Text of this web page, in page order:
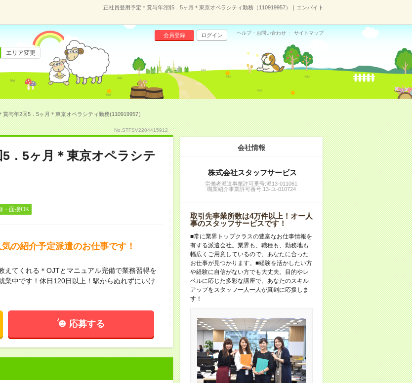
正社員登用予定＊賞与年2回5．5ヶ月＊東京オペラシティ勤務（110919957）｜エンバイト
会員登録 ログイン ヘルプ・お問い合わせ サイトマップ
エリア変更
賞与年2回5．5ヶ月＊東京オペラシティ勤務(110919957）
No.STFSV2204415912
．5ヶ月＊東京オペラシテ
・面接OK
の紹介予定派遣のお仕事です！
てくれる＊OJTとマニュアル完備で業務習得を
業中です！休日120日以上！駅からぬれずにいけ
応募する
会社情報
株式会社スタッフサービス
労働者派遣事業許可番号:派13-011061
職業紹介事業許可番号:13-ユ-010724
取引先事業所数は4万件以上！オー人
事のスタッフサービスです！
■常に業界トップクラスの豊富なお仕事情報を
有する派遣会社。業界も、職種も、勤務地も
幅広くご用意しているので、あなたに合った
お仕事が見つかります。■経験を活かしたい方
や経験に自信がない方でも大丈夫。目的やレ
ベルに応じた多彩な講座で、あなたのスキル
アップをスタッフ一人一人が真剣に応援しま
す！